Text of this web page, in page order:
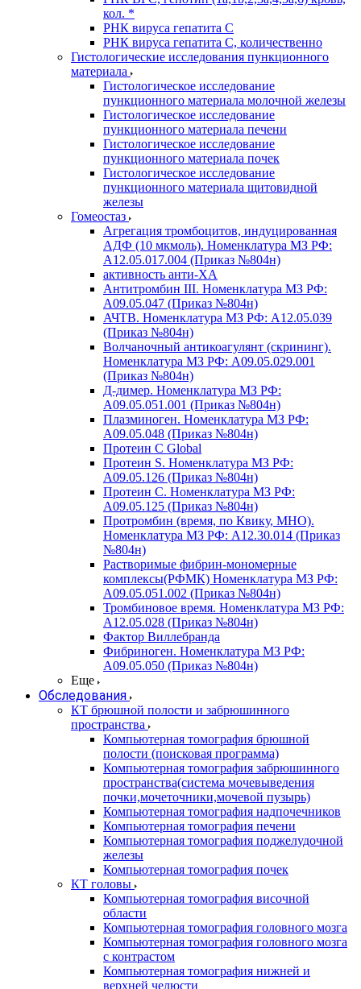
кол. *
РНК вируса гепатита C
РНК вируса гепатита C, количественно
Гистологические исследования пункционного
материала
Гистологическое исследование
пункционного материала молочной железы
Гистологическое исследование
пункционного материала печени
Гистологическое исследование
пункционного материала почек
Гистологическое исследование
пункционного материала щитовидной
железы
Гомеостаз
Агрегация тромбоцитов, индуцированная
АДФ (10 мкмоль). Номенклатура МЗ РФ:
A12.05.017.004 (Приказ №804н)
активность анти-ХА
Антитромбин III. Номенклатура МЗ РФ:
A09.05.047 (Приказ №804н)
АЧТВ. Номенклатура МЗ РФ: A12.05.039
(Приказ №804н)
Волчаночный антикоагулянт (скрининг).
Номенклатура МЗ РФ: A09.05.029.001
(Приказ №804н)
Д-димер. Номенклатура МЗ РФ:
A09.05.051.001 (Приказ №804н)
Плазминоген. Номенклатура МЗ РФ:
A09.05.048 (Приказ №804н)
Протеин C Global
Протеин S. Номенклатура МЗ РФ:
A09.05.126 (Приказ №804н)
Протеин С. Номенклатура МЗ РФ:
A09.05.125 (Приказ №804н)
Протромбин (время, по Квику, МНО).
Номенклатура МЗ РФ: A12.30.014 (Приказ
№804н)
Растворимые фибрин-мономерные
комплексы(РФМК) Номенклатура МЗ РФ:
A09.05.051.002 (Приказ №804н)
Тромбиновое время. Номенклатура МЗ РФ:
A12.05.028 (Приказ №804н)
Фактор Виллебранда
Фибриноген. Номенклатура МЗ РФ:
A09.05.050 (Приказ №804н)
Еще
Обследования
КТ брюшной полости и забрюшинного
пространства
Компьютерная томография брюшной
полости (поисковая программа)
Компьютерная томография забрюшинного
пространства(система мочевыведения
почки,мочеточники,мочевой пузырь)
Компьютерная томография надпочечников
Компьютерная томография печени
Компьютерная томография поджелудочной
железы
Компьютерная томография почек
КТ головы
Компьютерная томография височной
области
Компьютерная томография головного мозга
Компьютерная томография головного мозга
с контрастом
Компьютерная томография нижней и
верхней челюсти